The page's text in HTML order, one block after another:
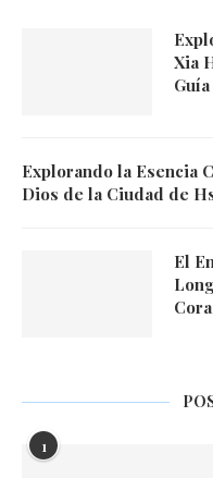
Xia
Explorando la Esencia
Dios de la Ciudad de
El
1